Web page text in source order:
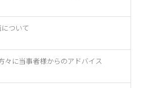
ついて
々に当事者様からのアドバイス